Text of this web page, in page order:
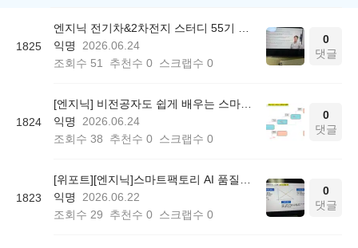
1825
엔지닉 전기차&2차전지 스터디 55기 참여후기
익명
2026.06.24
조회수 51 추천수 0 스크랩수 0
0
댓글
1824
[엔지닉] 비전공자도 쉽게 배우는 스마트팩토리 AI 품질관리 3일완성 온라인 무료스터디 후기
익명
2026.06.24
조회수 38 추천수 0 스크랩수 0
0
댓글
1823
[위포트][엔지닉]스마트팩토리 AI 품질관리 빡공스터디 55기 후기
익명
2026.06.22
조회수 29 추천수 0 스크랩수 0
0
댓글